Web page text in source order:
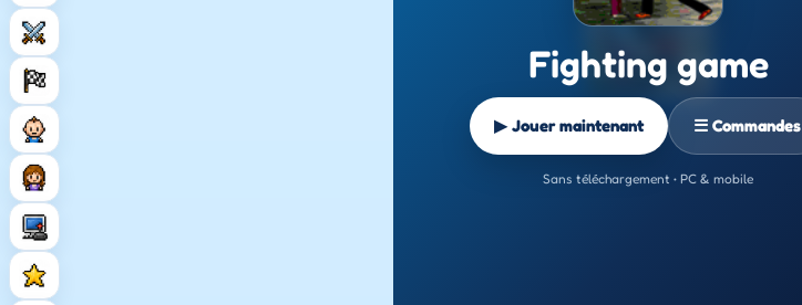
Fighting game
▶ Jouer maintenant ☰ Commandes
Sans téléchargement • PC & mobile